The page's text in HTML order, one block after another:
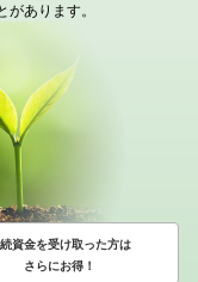
あります。
資金を受け取った方は
さらにお得！